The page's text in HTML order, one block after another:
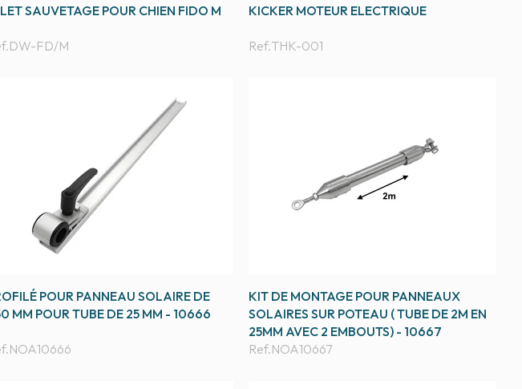
SAUVETAGE POUR CHIEN FIDO M
DW-FD/M
KICKER MOTEUR ELECTRIQUE
Ref.THK-001
POUR PANNEAU SOLAIRE DE
MM POUR TUBE DE 25 MM - 10666
NOA10666
KIT DE MONTAGE POUR PANNEAUX
SOLAIRES SUR POTEAU ( TUBE DE 2M EN
25MM AVEC 2 EMBOUTS) - 10667
Ref.NOA10667